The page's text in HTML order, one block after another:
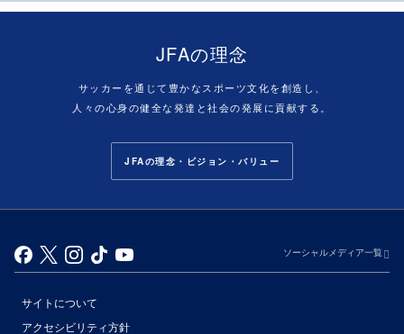
JFAの理念
サッカーを通じて豊かなスポーツ文化を創造し、
人々の心身の健全な発達と社会の発展に貢献する。
JFAの理念・ビジョン・バリュー
ソーシャルメディア一覧
サイトについて
アクセシビリティ方針